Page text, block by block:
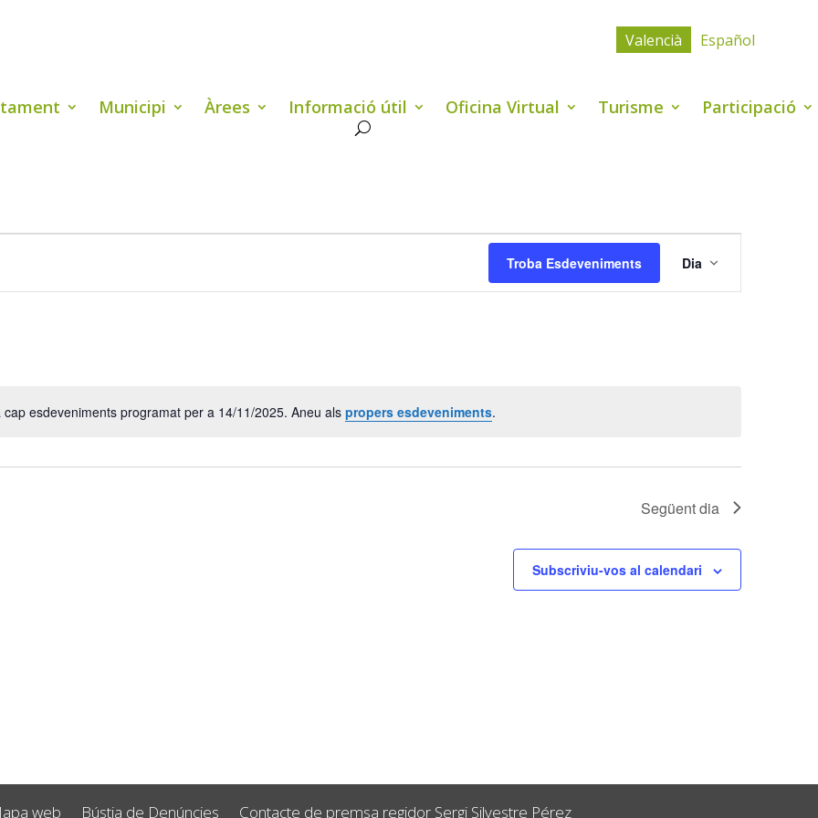
Valencià Español
Municipi Àrees Informació útil Oficina Virtual Turisme Participació
Avís
cap esdeveniments programat per a 14/11/2025. Aneu als propers esdeveniments.
Troba Esdeveniments
Navegació
de
Dia
Següent dia
Subscriviu-vos al calendari
web Bústia de Denúncies Contacte de premsa regidor Sergi Silvestre Pérez